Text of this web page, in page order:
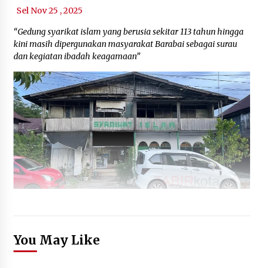
Sel Nov 25 , 2025
“Gedung syarikat islam yang berusia sekitar 113 tahun hingga
kini masih dipergunakan masyarakat Barabai sebagai surau
dan kegiatan ibadah keagamaan”
You May Like